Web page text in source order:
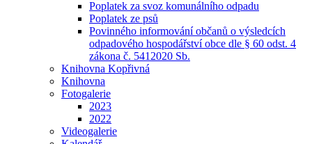
Poplatek za svoz komunálního odpadu
Poplatek ze psů
Povinného informování občanů o výsledcích
odpadového hospodářství obce dle § 60 odst. 4
zákona č. 5412020 Sb.
Knihovna Kopřivná
Knihovna
Fotogalerie
2023
2022
Videogalerie